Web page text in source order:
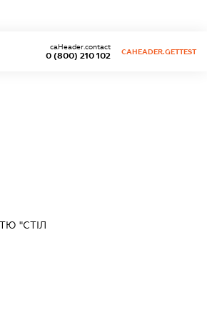
0 (800) 210 102
caHeader.contact
CAHEADER.GETTEST
"СТІЛ